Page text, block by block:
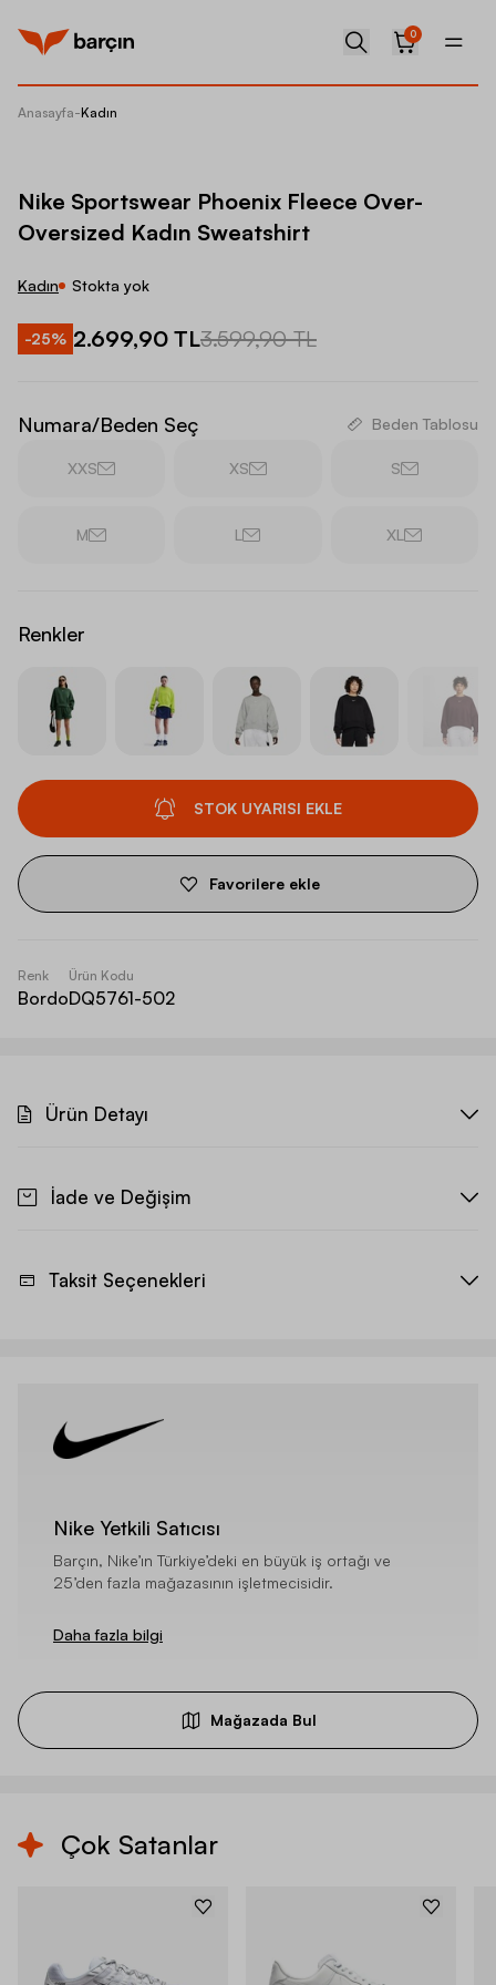
0
Anasayfa-Kadın
Nike Sportswear Phoenix Fleece Over-
Oversized Kadın Sweatshirt
Kadın Stokta yok
-25% 2.699,90 TL3.599,90 TL
Numara/Beden Seç Beden Tablosu
XXS XS S
M L XL
Renkler
STOK UYARISI EKLE
Favorilere ekle
Renk
Bordo
Ürün Kodu
DQ5761-502
Ürün Detayı
İade ve Değişim
Taksit Seçenekleri
Nike Yetkili Satıcısı
Barçın, Nike’ın Türkiye’deki en büyük iş ortağı ve
25’den fazla mağazasının işletmecisidir.
Daha fazla bilgi
Mağazada Bul
Çok Satanlar